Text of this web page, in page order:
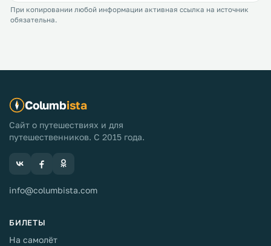
При копировании любой информации активная ссылка на источник
обязательна.
Columbista
Сайт о путешествиях и для
путешественников. С 2015 года.
info@columbista.com
БИЛЕТЫ
На самолёт